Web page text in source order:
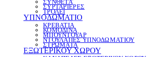
ΣΥΝΘΕΤΑ
ΣΥΡΤΑΡΙΕΡΕΣ
ΤΡΟΛΕΪ
ΥΠΝΟΔΩΜΑΤΙΟ
ΚΡΕΒΑΤΙΑ
ΚΟΜΟΔΙΝΑ
ΜΠΟΥΝΤΟΥΑΡ
ΝΤΟΥΛΑΠΕΣ ΥΠΝΟΔΩΜΑΤΙΟΥ
ΣΤΡΩΜΑΤΑ
ΕΞΩΤΕΡΙΚΟΥ ΧΩΡΟΥ